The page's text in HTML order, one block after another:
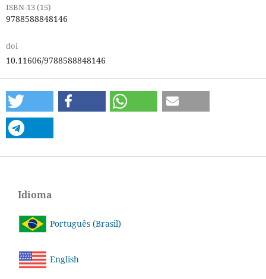
ISBN-13 (15)
9788588848146
doi
10.11606/9788588848146
Idioma
Português (Brasil)
English